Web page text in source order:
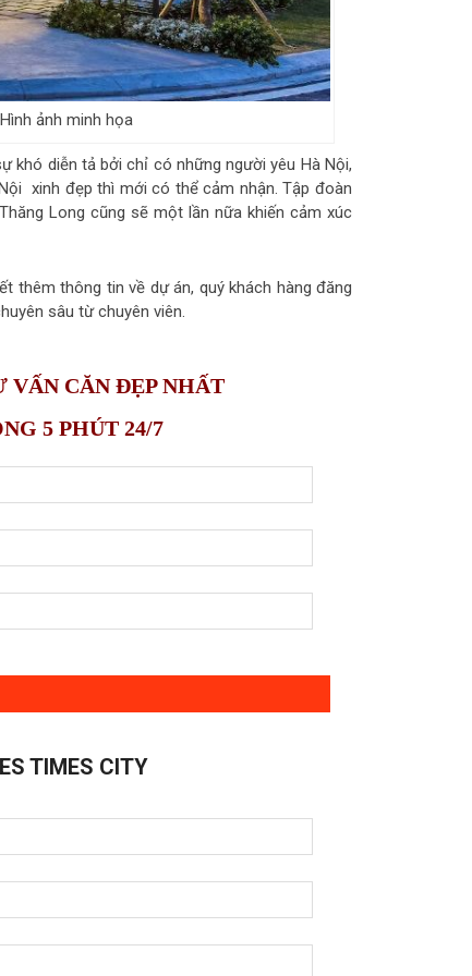
ảnh minh họa
khó diễn tả bởi chỉ có những người yêu Hà Nội,
xinh đẹp thì mới có thể cảm nhận. Tập đoàn
Long cũng sẽ một lần nữa khiến cảm xúc
thêm thông tin về dự án, quý khách hàng đăng
sâu từ chuyên viên.
CĂN ĐẸP NHẤT
5 PHÚT 24/7
TIMES CITY